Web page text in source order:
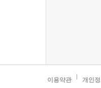
이용약관 개인